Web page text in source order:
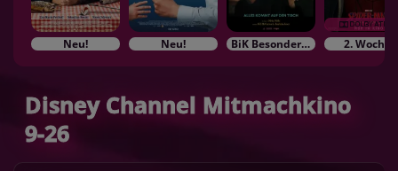
Neu! Neu! BiK Besonderes im Kino 2. Woche!
Disney Channel Mitmachkino
9-26